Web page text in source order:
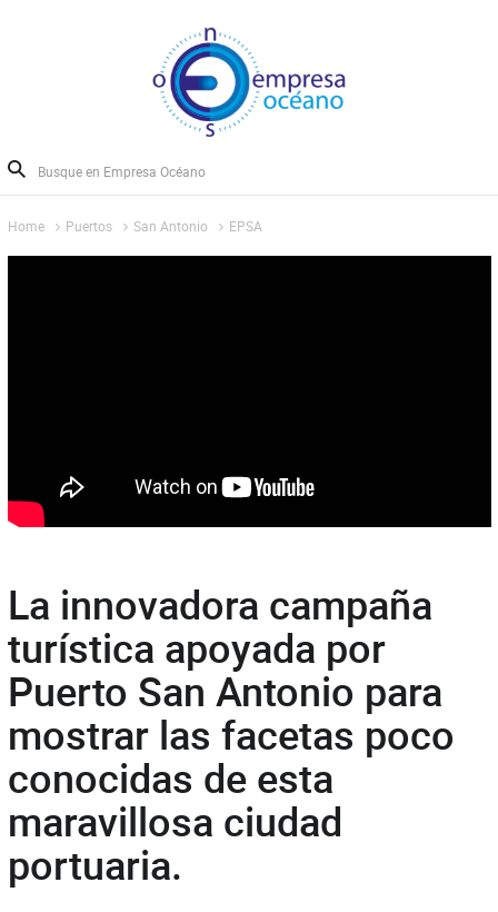
Home Puertos San Antonio EPSA
La innovadora campaña
turística apoyada por
Puerto San Antonio para
mostrar las facetas poco
conocidas de esta
maravillosa ciudad
portuaria.